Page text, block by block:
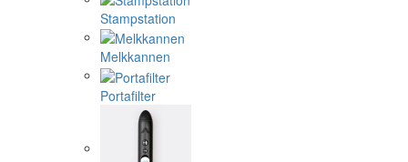
Stampstation
Melkkannen
Portafilter